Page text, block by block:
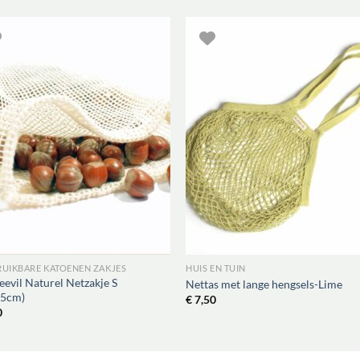
KATOENEN ZAKJES
Naturel Netzakje S
HUIS EN TUIN
Nettas met lange hengsels-Lime
€7,50